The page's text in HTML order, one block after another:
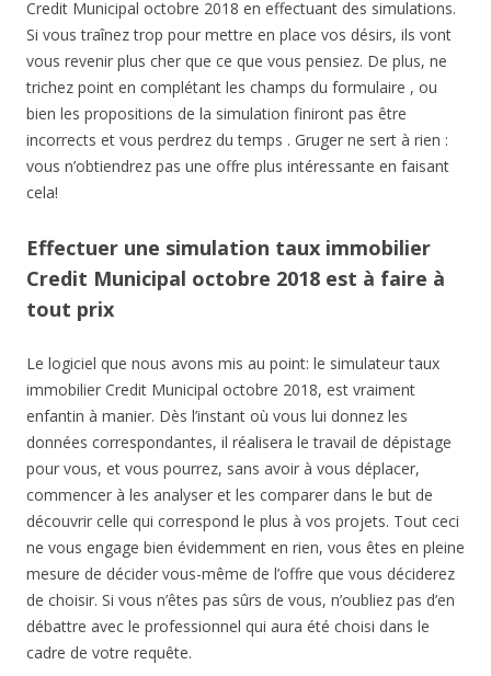
Credit Municipal octobre 2018 en effectuant des simulations.
Si vous traînez trop pour mettre en place vos désirs, ils vont
vous revenir plus cher que ce que vous pensiez. De plus, ne
trichez point en complétant les champs du formulaire , ou
bien les propositions de la simulation finiront pas être
incorrects et vous perdrez du temps . Gruger ne sert à rien :
vous n’obtiendrez pas une offre plus intéressante en faisant
cela!
Effectuer une simulation taux immobilier
Credit Municipal octobre 2018 est à faire à
tout prix
Le logiciel que nous avons mis au point: le simulateur taux
immobilier Credit Municipal octobre 2018, est vraiment
enfantin à manier. Dès l’instant où vous lui donnez les
données correspondantes, il réalisera le travail de dépistage
pour vous, et vous pourrez, sans avoir à vous déplacer,
commencer à les analyser et les comparer dans le but de
découvrir celle qui correspond le plus à vos projets. Tout ceci
ne vous engage bien évidemment en rien, vous êtes en pleine
mesure de décider vous-même de l’offre que vous déciderez
de choisir. Si vous n’êtes pas sûrs de vous, n’oubliez pas d’en
débattre avec le professionnel qui aura été choisi dans le
cadre de votre requête.